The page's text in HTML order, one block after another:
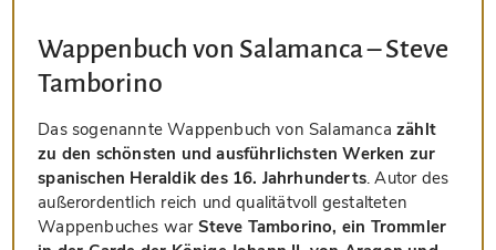
Wappenbuch von Salamanca – Steve
Tamborino
Das sogenannte Wappenbuch von Salamanca zählt
zu den schönsten und ausführlichsten Werken zur
spanischen Heraldik des 16. Jahrhunderts. Autor des
außerordentlich reich und qualitätvoll gestalteten
Wappenbuches war Steve Tamborino, ein Trommler